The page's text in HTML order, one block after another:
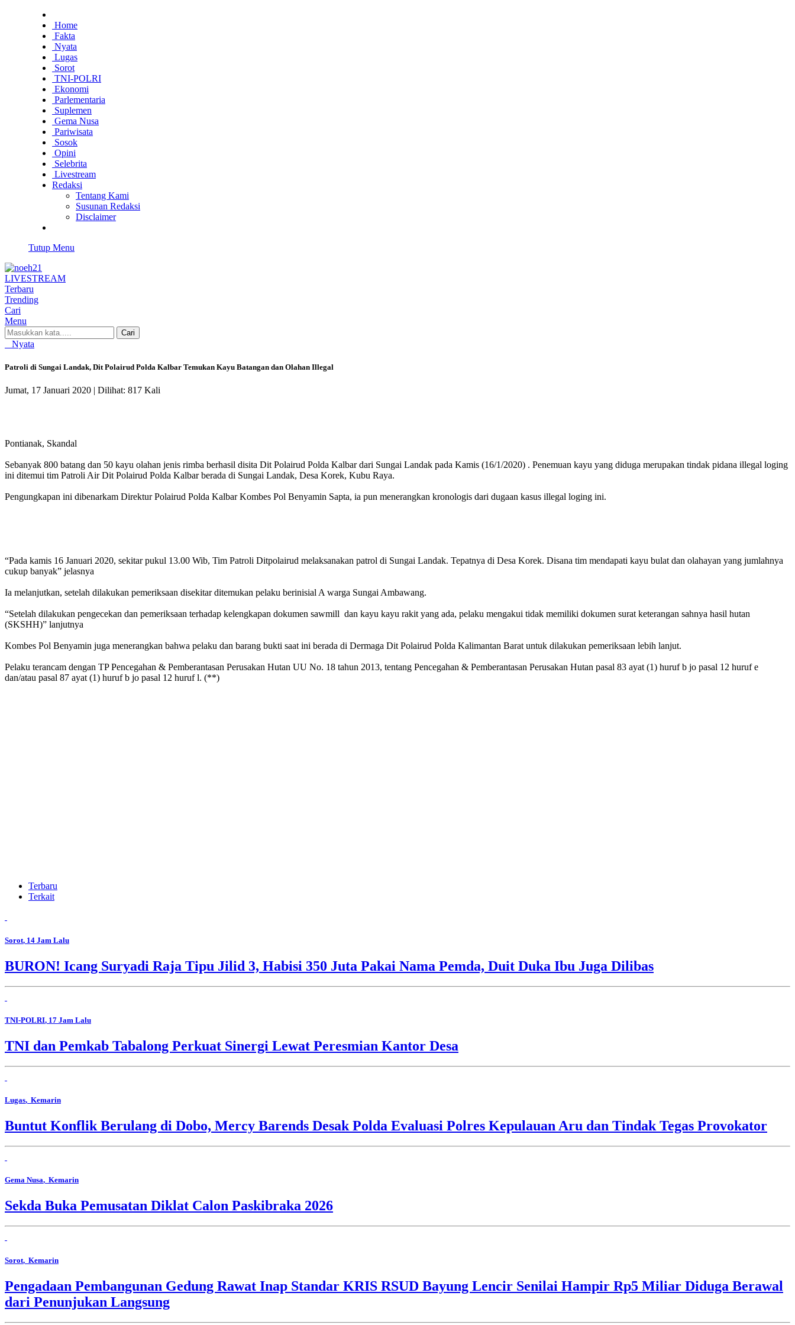
Home
Fakta
Nyata
Lugas
Sorot
TNI-POLRI
Ekonomi
Parlementaria
Suplemen
Gema Nusa
Pariwisata
Sosok
Opini
Selebrita
Livestream
Redaksi
Tentang Kami
Susunan Redaksi
Disclaimer
Tutup Menu
LIVESTREAM
Terbaru
Trending
Cari
Menu
Cari
Nyata
Patroli di Sungai Landak, Dit Polairud Polda Kalbar Temukan Kayu Batangan dan Olahan Illegal
Jumat, 17 Januari 2020 | Dilihat: 817 Kali
Pontianak, Skandal
​​​​​​Sebanyak 800 batang dan 50 kayu olahan jenis rimba berhasil disita Dit Polairud Polda Kalbar dari Sungai Landak pada Kamis (16/1/2020) . Penemuan kayu yang diduga merupakan tindak pidana illegal loging
ini ditemui tim Patroli Air Dit Polairud Polda Kalbar berada di Sungai Landak, Desa Korek, Kubu Raya.
Pengungkapan ini dibenarkam Direktur Polairud Polda Kalbar Kombes Pol Benyamin Sapta, ia pun menerangkan kronologis dari dugaan kasus illegal loging ini.
“Pada kamis 16 Januari 2020, sekitar pukul 13.00 Wib, Tim Patroli Ditpolairud melaksanakan patrol di Sungai Landak. Tepatnya di Desa Korek. Disana tim mendapati kayu bulat dan olahayan yang jumlahnya
cukup banyak” jelasnya
Ia melanjutkan, setelah dilakukan pemeriksaan disekitar ditemukan pelaku berinisial A warga Sungai Ambawang.
“Setelah dilakukan pengecekan dan pemeriksaan terhadap kelengkapan dokumen sawmill dan kayu kayu rakit yang ada, pelaku mengakui tidak memiliki dokumen surat keterangan sahnya hasil hutan
(SKSHH)” lanjutnya
Kombes Pol Benyamin juga menerangkan bahwa pelaku dan barang bukti saat ini berada di Dermaga Dit Polairud Polda Kalimantan Barat untuk dilakukan pemeriksaan lebih lanjut.
Pelaku terancam dengan TP Pencegahan & Pemberantasan Perusakan Hutan UU No. 18 tahun 2013, tentang Pencegahan & Pemberantasan Perusakan Hutan pasal 83 ayat (1) huruf b jo pasal 12 huruf e
dan/atau pasal 87 ayat (1) huruf b jo pasal 12 huruf l. (**)
Terbaru
Terkait
Sorot, 14 Jam Lalu
BURON! Icang Suryadi Raja Tipu Jilid 3, Habisi 350 Juta Pakai Nama Pemda, Duit Duka Ibu Juga Dilibas
TNI-POLRI, 17 Jam Lalu
TNI dan Pemkab Tabalong Perkuat Sinergi Lewat Peresmian Kantor Desa
Lugas, Kemarin
Buntut Konflik Berulang di Dobo, Mercy Barends Desak Polda Evaluasi Polres Kepulauan Aru dan Tindak Tegas Provokator
Gema Nusa, Kemarin
Sekda Buka Pemusatan Diklat Calon Paskibraka 2026
Sorot, Kemarin
Pengadaan Pembangunan Gedung Rawat Inap Standar KRIS RSUD Bayung Lencir Senilai Hampir Rp5 Miliar Diduga Berawal
dari Penunjukan Langsung